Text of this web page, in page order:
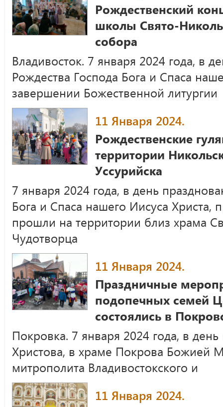
Рождественский
школы Свято-
собора
Владивосток. 7 января 2024 года, в
Рождества Господа Бога и Спаса
завершении Божественной литургии
11 Января 2024.
Рождественские
территории
Уссурийска
7 января 2024 года, в день
Бога и Спаса нашего Иисуса Христа,
прошли на территории близ храма
Чудотворца
11 Января 2024.
Праздничные
подопечных семей
состоялись в
Покровка. 7 января 2024 года, в
Христова, в храме Покрова Божией
митрополита Владивостокского и
11 Января 2024.